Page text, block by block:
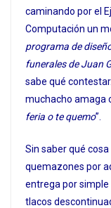
caminando por el
Computación un
programa de
funerales de Juan
sabe qué
muchacho amaga
feria o te quemo”.
Sin saber qué
quemazones por
entrega por simple
tlacos